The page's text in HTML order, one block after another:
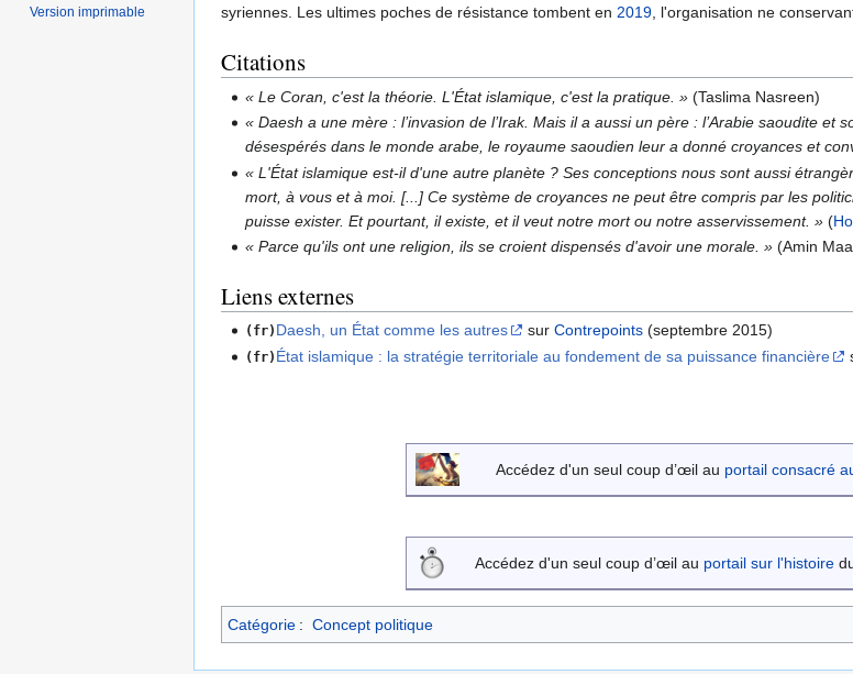
syriennes. Les ultimes poches de résistance tombent en 2019, l'organisation ne
Citations
« Le Coran, c'est la théorie. L'État islamique, c'est la pratique. » (Taslima Nasreen)
« Daesh a une mère : l’invasion de l’Irak. Mais il a aussi un père : l’Arabie saoudite
désespérés dans le monde arabe, le royaume saoudien leur a donné croyances et
« L'État islamique est-il d'une autre planète ? Ses conceptions nous sont aussi
mort, à vous et à moi. [...] Ce système de croyances ne peut être compris par les
puisse exister. Et pourtant, il existe, et il veut notre mort ou notre asservissement. » (
« Parce qu'ils ont une religion, ils se croient dispensés d'avoir une morale. » (Amin
Liens externes
(fr) Daesh, un État comme les autres surContrepoints (septembre 2015)
(fr) État islamique : la stratégie territoriale au fondement de sa puissance financière
Accédez d'un seul coup d’œil au portail consacré
Accédez d'un seul coup d’œil au portail sur l'histoire
Catégorie : Concept politique
Version imprimable